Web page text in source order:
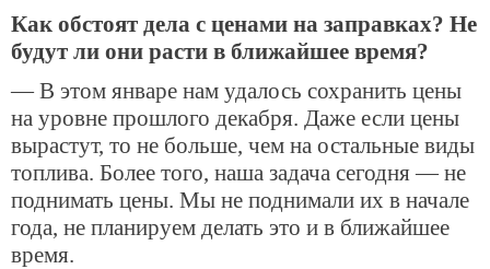
Как обстоят дела с ценами на заправках? Не
будут ли они расти в ближайшее время?
— В этом январе нам удалось сохранить цены
на уровне прошлого декабря. Даже если цены
вырастут, то не больше, чем на остальные виды
топлива. Более того, наша задача сегодня — не
поднимать цены. Мы не поднимали их в начале
года, не планируем делать это и в ближайшее
время.